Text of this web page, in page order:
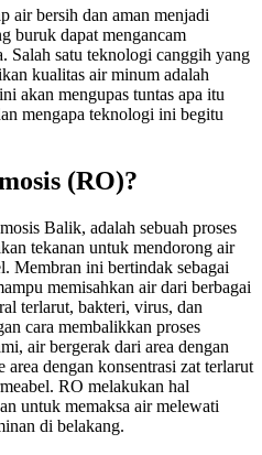
air bersih dan aman menjadi
buruk dapat mengancam
Salah satu teknologi canggih yang
kualitas air minum adalah
akan mengupas tuntas apa itu
mengapa teknologi ini begitu
(RO)?
Balik, adalah sebuah proses
tekanan untuk mendorong air
Membran ini bertindak sebagai
memisahkan air dari berbagai
terlarut, bakteri, virus, dan
cara membalikkan proses
air bergerak dari area dengan
area dengan konsentrasi zat terlarut
RO melakukan hal
untuk memaksa air melewati
di belakang.